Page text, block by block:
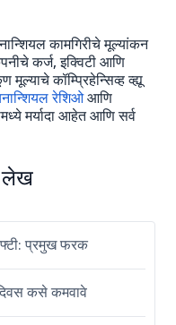
कामगिरीचे मूल्यांकन
कर्ज, इक्विटी आणि
कॉम्प्रिहेन्सिव्ह व्ह्यू
रेशिओआणि
मर्यादा आहेत आणि सर्व
लेख
प्रमुख फरक
कसे कमवावे